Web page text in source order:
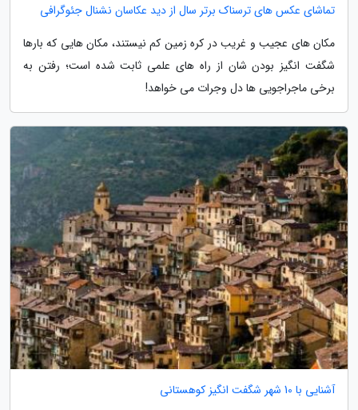
تماشای عکس های ترسناک برتر سال از دید عکاسان نشنال جئوگرافی
مکان های عجیب و غریب در کره زمین کم نیستند، مکان هایی که بارها
شگفت انگیز بودن شان از راه های علمی ثابت شده است؛ رفتن به
برخی ماجراجویی ها دل وجرات می خواهد!
آشنایی با 10 شهر شگفت انگیز کوهستانی